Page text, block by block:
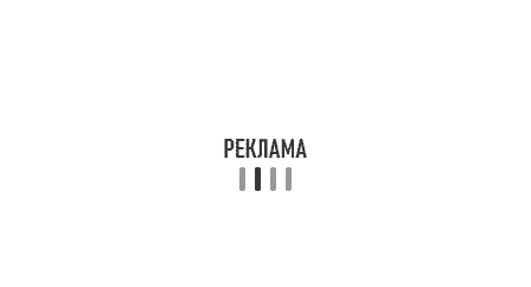
Тенденции в стрижках